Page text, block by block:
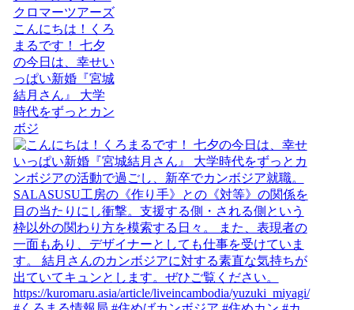
こんにちは！くろ
まるです！ 七夕
の今日は、幸せい
っぱい新婚『宮城
結月さん』 大学
時代をずっとカン
ボジ